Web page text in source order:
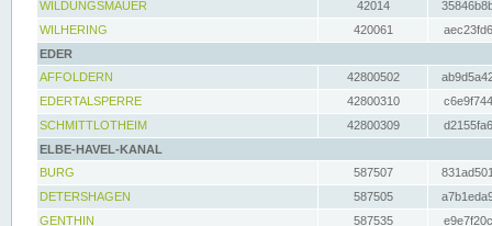
WILDUNGSMAUER
42014
WILHERING
420061
EDER
AFFOLDERN
42800502
EDERTALSPERRE
42800310
SCHMITTLOTHEIM
42800309
ELBE-HAVEL-KANAL
BURG
587507
DETERSHAGEN
587505
GENTHIN
587535